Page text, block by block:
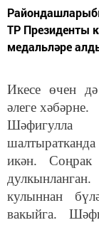
ТР Президенты
медальләре
Икесе өчен
әлеге хәбәрне.
Шәфигулла
икән.
кулыннан
вакыйга.